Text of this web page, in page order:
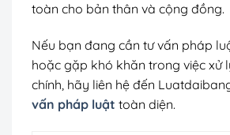
toàn cho bản thân và cộng đồng.
Nếu bạn đang cần tư vấn pháp
hoặc gặp khó khăn trong việc xử
chính, hãy liên hệ đến
vấn pháp luật toàn diện.